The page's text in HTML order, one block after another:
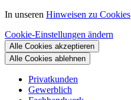
In unseren Hinweisen zu Cookies
Cookie-Einstellungen ändern
Alle Cookies akzeptieren
Alle Cookies ablehnen
Privatkunden
Gewerblich